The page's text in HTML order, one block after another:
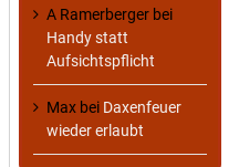
A Ramerberger bei
Handy statt
Aufsichtspflicht
Max bei Daxenfeuer
wieder erlaubt